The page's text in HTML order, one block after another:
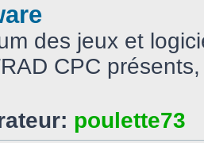
des jeux et
CPC
poulette73